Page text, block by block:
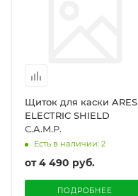
Щиток для каски ARES
ELECTRIC SHIELD
C.A.M.P.
Есть в наличии: 2
от4 490 руб.
ПОДРОБНЕЕ